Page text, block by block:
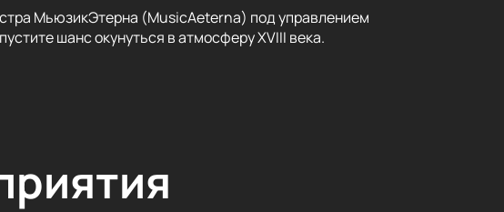
МьюзикЭтерна (MusicAeterna) под управлением
шанс окунуться в атмосферу XVIII века.